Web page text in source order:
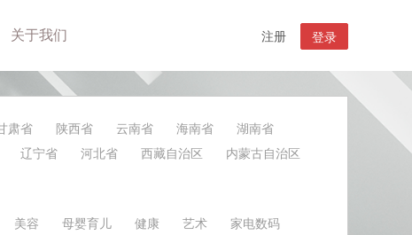
关于我们 注册 登录
肃省 陕西省 云南省 海南省
湖南省
辽宁省 河北省 西藏自治区
内蒙古自治区
美容 母婴育儿 健康 艺术
家电数码